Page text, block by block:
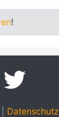
!
Datenschutz